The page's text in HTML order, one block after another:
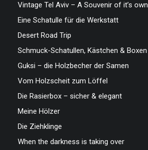
Vintage Tel Aviv – A Souvenir of it’s own
Eine Schatulle für die Werkstatt
Desert Road Trip
Schmuck-Schatullen, Kästchen & Boxen
Guksi – die Holzbecher der Samen
Vom Holzscheit zum Löffel
Die Rasierbox – sicher & elegant
Meine Hölzer
Die Ziehklinge
When the darkness is taking over